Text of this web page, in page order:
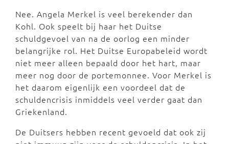
Nee. Angela Merkel is veel berekender dan
Kohl. Ook speelt bij haar het Duitse
schuldgevoel van na de oorlog een minder
belangrijke rol. Het Duitse Europabeleid wordt
niet meer alleen bepaald door het hart, maar
meer nog door de portemonnee. Voor Merkel is
het daarom eigenlijk een voordeel dat de
schuldencrisis inmiddels veel verder gaat dan
Griekenland.
De Duitsers hebben recent gevoeld dat ook zij